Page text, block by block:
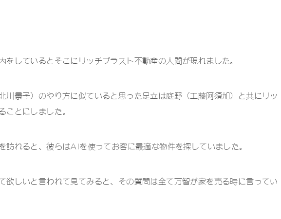
をしているとそこにリッチブラスト不動産の人間が現れました。
川景子）のやり方に似ていると思った足立は庭野（工藤阿須加）と共にリッ
ことにしました。
訪れると、彼らはAIを使ってお客に最適な物件を探していました。
欲しいと言われて見てみると、その質問は全て万智が家を売る時に言ってい